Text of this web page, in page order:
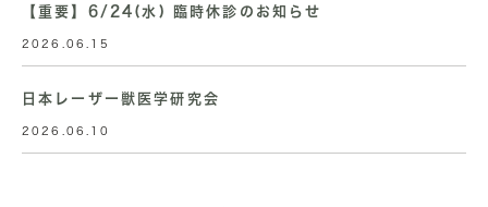
【重要】6/24(水) 臨時休診のお知らせ
2026.06.15
日本レーザー獣医学研究会
2026.06.10